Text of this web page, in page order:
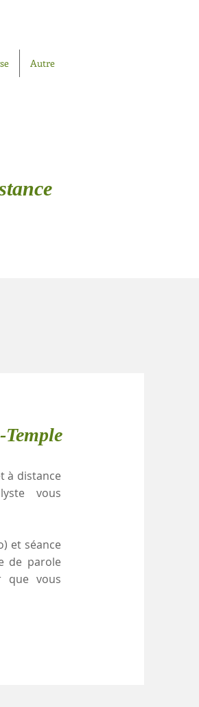
Autre
à distance
vous
et séance
de parole
que vous